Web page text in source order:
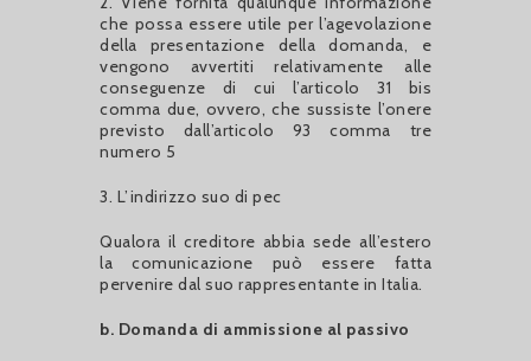
che possa essere utile per l’agevolazione
della presentazione della domanda, e
vengono avvertiti relativamente alle
conseguenze di cui l’articolo 31 bis
comma due, ovvero, che sussiste l’onere
previsto dall’articolo 93 comma tre
numero 5
3. L’indirizzo suo di pec
Qualora il creditore abbia sede all’estero
la comunicazione può essere fatta
pervenire dal suo rappresentante in Italia.
b. Domanda di ammissione al passivo